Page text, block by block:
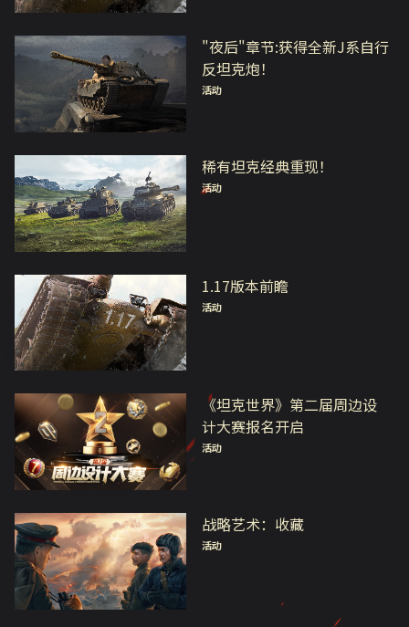
"夜后"章节:获得全新J系自行
反坦克炮！
活动
稀有坦克经典重现！
活动
1.17版本前瞻
活动
《坦克世界》第二届周边设
计大赛报名开启
活动
战略艺术：收藏
活动